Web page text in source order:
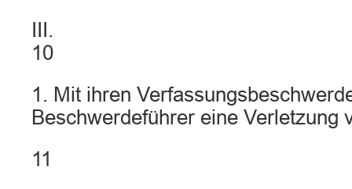
III.
10
1. Mit ihren
Beschwerdeführer eine Verletzung
11